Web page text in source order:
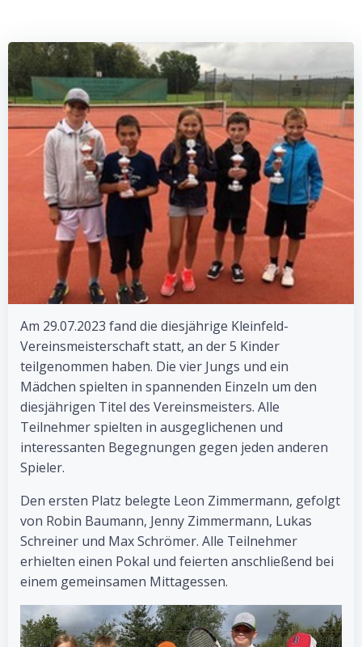
Am 29.07.2023 fand die diesjährige Kleinfeld-
Vereinsmeisterschaft statt, an der 5 Kinder
teilgenommen haben. Die vier Jungs und ein
Mädchen spielten in spannenden Einzeln um den
diesjährigen Titel des Vereinsmeisters. Alle
Teilnehmer spielten in ausgeglichenen und
interessanten Begegnungen gegen jeden anderen
Spieler.
Den ersten Platz belegte Leon Zimmermann, gefolgt
von Robin Baumann, Jenny Zimmermann, Lukas
Schreiner und Max Schrömer. Alle Teilnehmer
erhielten einen Pokal und feierten anschließend bei
einem gemeinsamen Mittagessen.